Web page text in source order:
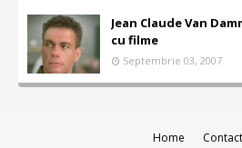
Jean Claude Van
cu filme
Septembrie 03, 2007
Home